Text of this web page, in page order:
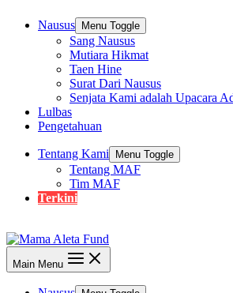
Nausus Menu Toggle
Sang Nausus
Mutiara Hikmat
Taen Hine
Surat Dari Nausus
Senjata Kami adalah Upacara
Lulbas
Pengetahuan
Tentang Kami Menu Toggle
Tentang MAF
Tim MAF
Terkini
Main Menu